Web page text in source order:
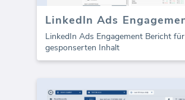
LinkedIn Ads Engagement Bericht für
gesponserten Inhalt